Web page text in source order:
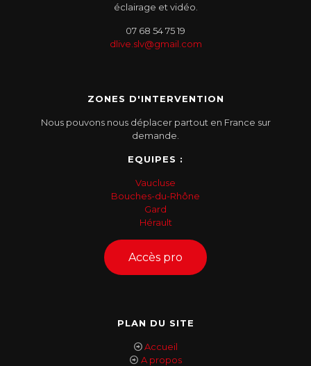
éclairage et vidéo.
07 68 54 75 19
dlive.slv@gmail.com
ZONES D'INTERVENTION
Nous pouvons nous déplacer partout en France sur
demande.
EQUIPES :
Vaucluse
Bouches-du-Rhône
Gard
Hérault
Accès pro
PLAN DU SITE
Accueil
A propos